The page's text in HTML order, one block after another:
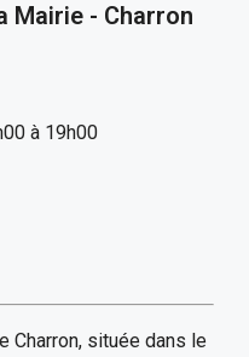
Mairie - Charron
à 19h00
Charron, située dans le